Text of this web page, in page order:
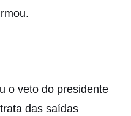
o veto do presidente
das saídas